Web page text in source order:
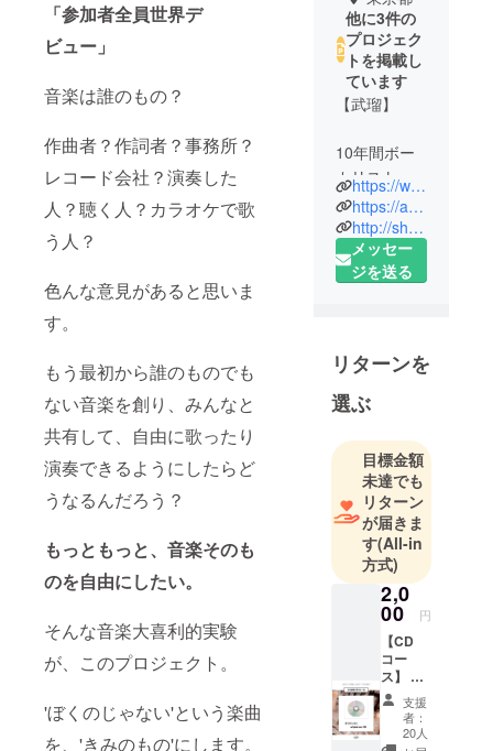
「参加者全員世界デ
ビュー」
音楽は誰のもの？
作曲者？作詞者？事務所？
レコード会社？演奏した
人？聴く人？カラオケで歌
う人？
色んな意見があると思いま
す。
もう最初から誰のものでも
ない音楽を創り、みんなと
共有して、自由に歌ったり
演奏できるようにしたらど
うなるんだろう？
もっともっと、音楽そのも
のを自由にしたい。
そんな音楽大喜利的実験
が、このプロジェクト。
'ぼくのじゃない'という楽曲
を、'きみのもの'にします。
他に3件の
プロジェク
トを掲載し
ています
【武瑠】
10年間ボー
カリスト、
クリエイ
ティブディ
レクターを
兼任したバ
その後ソロ
プロジェク
ト
sleepyhead
だけに限ら
ず、様々な
アーティス
トへの曲提
供やクリエ
イティブを
担当。
ストーリー
テリングか
ら派生する
音楽、デザ
イン、映像
https://www.takeru-official.tokyo/
https://akubiinc.tokyo/
http://shop.million-d-orchestra.com/
メッセー
ジを送る
リターンを
選ぶ
目標金額
未達でも
リターン
が届きま
す(All-in
方式)
2,0
00 円
【CD
コー
ス】 ・
sleepyh
eadが
Vo.を務
める
支援
者：
20人